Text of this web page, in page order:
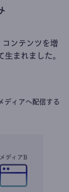
ンテンツを増
まれました。
ディアへ配信する